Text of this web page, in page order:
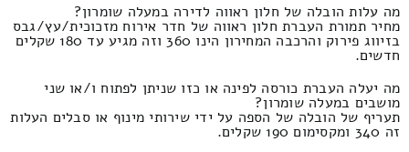
מה עלות הובלה של חלון ראווה לדירה במעלה שומרון?
מחיר תמורת העברת חלון ראווה של חדר אירוח מזכוכית/עץ/גבס
בזיווג פירוק והרכבה המחירון הינו 360 וזה מגיע עד 180 שקלים
חדשים.
מה יעלה העברת כורסה לפינה או כזו שניתן לפתוח ו/או שני
מושבים במעלה שומרון?
תעריף של הובלה של הספה על ידי שירותי מינוף או סבלים העלות
זה 340 ומקסימום 190 שקלים.